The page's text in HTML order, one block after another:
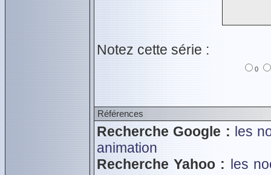
Notez cette série :
0
Références
Recherche Google : les
animation
Recherche Yahoo : les